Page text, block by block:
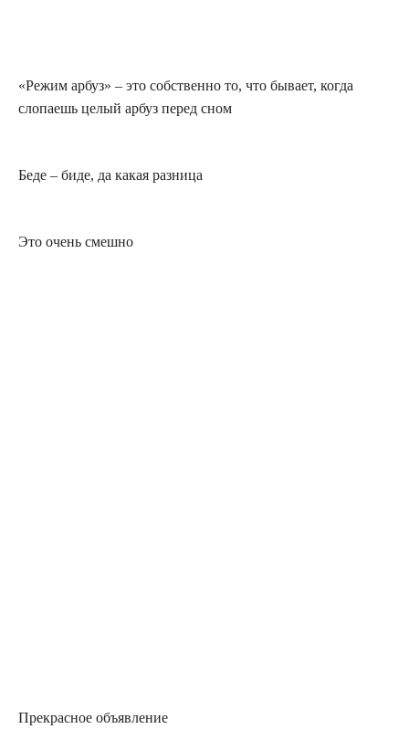
«Режим арбуз» – это собственно то, что бывает, когда
слопаешь целый арбуз перед сном
Беде – биде, да какая разница
Это очень смешно
Прекрасное объявление